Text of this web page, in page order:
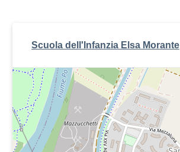
Scuola dell'Infanzia Elsa Morante